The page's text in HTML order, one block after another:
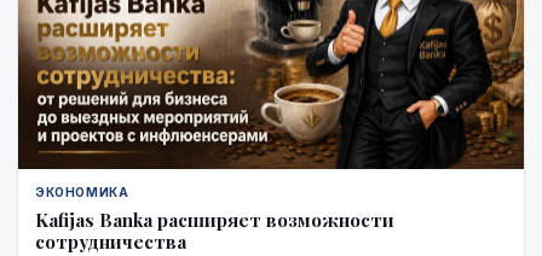
ЭКОНОМИКА
Kafijas Banka расширяет возможности
сотрудничества